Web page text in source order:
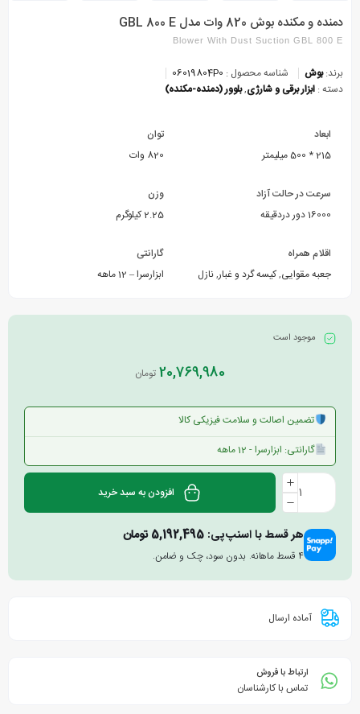
دمنده و مکنده بوش 820 وات مدل GBL 800 E
Blower With Dust Suction GBL 800 E
برند:بوش شناسه محصول : 06019804P0
دسته : ابزار برقی و شارژی,بلوور (دمنده-مکنده)
ابعاد
215 * 500 میلیمتر
توان
820 وات
سرعت در حالت آزاد
16000 دور دردقیقه
وزن
2.25 کیلوگرم
اقلام همراه
جعبه مقوایی,کیسه گرد و غبار,نازل
گارانتی
ابزارسرا – 12 ماهه
موجود است
20,769,980 تومان
تضمین اصالت و سلامت فیزیکی کالا
گارانتی: ابزارسرا - 12 ماهه
افزودن به سبد خرید
هر قسط با اسنپ‌پی: 5,192,495 تومان
۴ قسط ماهانه. بدون سود، چک و ضامن.
آماده ارسال
ارتباط با فروش
تماس با کارشناسان